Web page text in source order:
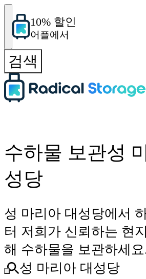
10% 할인
어플에서
검색
수하물 보관성
성당
성 마리아 대성당에서
터 저희가 신뢰하는 현
해 수하물을 보관하세요
성 마리아 대성당